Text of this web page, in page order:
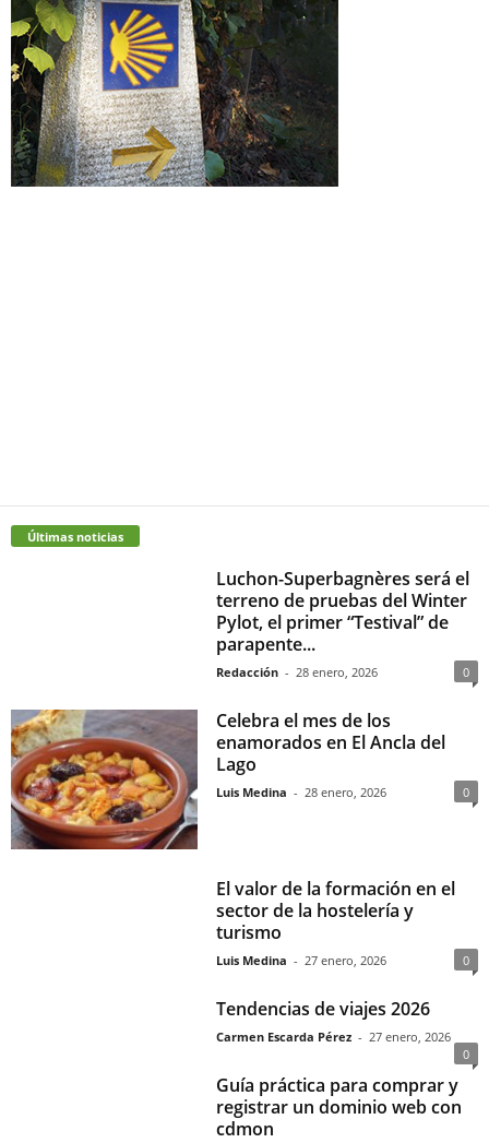
Últimas noticias
Luchon-Superbagnères será el
terreno de pruebas del Winter
Pylot, el primer “Testival” de
parapente...
Redacción - 28 enero, 2026 0
Celebra el mes de los
enamorados en El Ancla del
Lago
Luis Medina - 28 enero, 2026 0
El valor de la formación en el
sector de la hostelería y
turismo
Luis Medina - 27 enero, 2026 0
Tendencias de viajes 2026
Carmen Escarda Pérez - 27 enero, 2026
0
Guía práctica para comprar y
registrar un dominio web con
cdmon